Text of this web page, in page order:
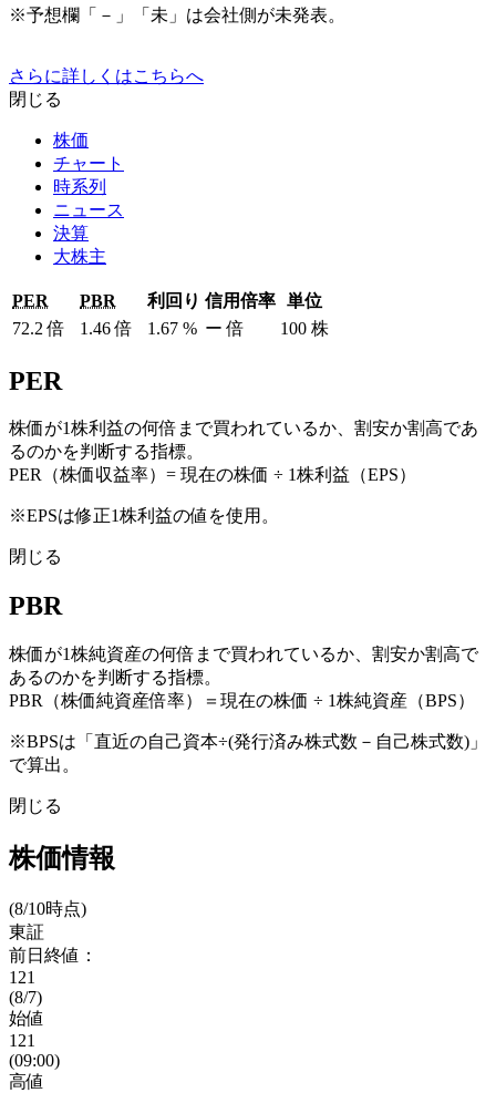
※予想欄「－」「未」は会社側が未発表。
さらに詳しくはこちらへ
閉じる
株価
チャート
時系列
ニュース
決算
大株主
PER PBR 利回り 信用倍率 単位
72.2倍 1.46倍 1.67 % ー倍 100 株
PER
株価が1株利益の何倍まで買われているか、割安か割高であ
るのかを判断する指標。
PER（株価収益率）= 現在の株価 ÷ 1株利益（EPS）
※EPSは修正1株利益の値を使用。
閉じる
PBR
株価が1株純資産の何倍まで買われているか、割安か割高で
あるのかを判断する指標。
PBR（株価純資産倍率）＝現在の株価 ÷ 1株純資産（BPS）
※BPSは「直近の自己資本÷(発行済み株式数－自己株式数)」
で算出。
閉じる
株価情報
(8/10時点)
東証
前日終値：
121
(8/7)
始値
121
(09:00)
高値